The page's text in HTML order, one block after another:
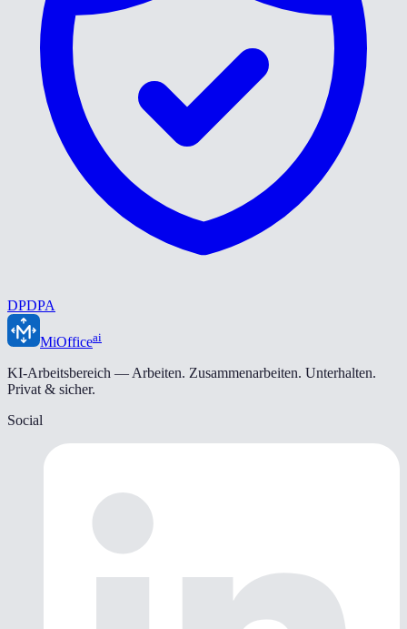
DPDPA
MiOfficeai
KI-Arbeitsbereich — Arbeiten. Zusammenarbeiten. Unterhalten.
Privat & sicher.
Social